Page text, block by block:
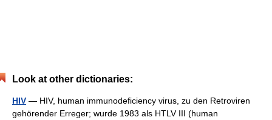
Look at other dictionaries:
HIV — HIV, human immunodeficiency virus, zu den Retroviren
gehörender Erreger; wurde 1983 als HTLV III (human